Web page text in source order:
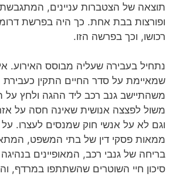
תוצאה של הצטברות עניינים, המתגבשת
ופורצות בבת אחת. כך היה בפרשת
רכושו, וכך בפרשה הזו.
נתחיל בעבירה שעליה מבוסס האירוע.
שמאיימת על סדר החיים התקין
משהתיישב גנב רכב ליד ההגה ולחץ על
משול לפצצה אנושית שאינה חסה על
וגם לא על אנשי חוק שמנסים לעצרו. על
ממאות פסקי דין של בתי המשפט,
בריחה של גנבי רכב, המאופיינים
סיכון חיי השוטרים שהשתתפו במרדף,